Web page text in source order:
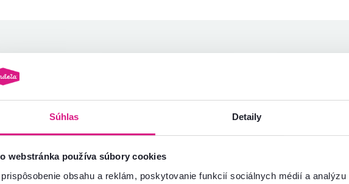
Súhlas Detaily
webstránka používa súbory cookies
prispôsobenie obsahu a reklám, poskytovanie funkcií sociálnych médií a
4,7
5,0
4,7
Slovensko
Overený nákup
Slovensko
Overený nákup